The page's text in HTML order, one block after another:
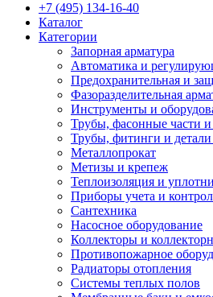
+7 (495) 134-16-40
Каталог
Категории
Запорная арматура
Автоматика и
Предохранительная и
Фазоразделительная
Инструменты и
Трубы, фасонные части и
Трубы, фитинги и детали
Металлопрокат
Метизы и крепеж
Теплоизоляция и
Приборы учета и
Сантехника
Насосное оборудование
Коллекторы и
Противопожарное
Радиаторы отопления
Системы теплых полов